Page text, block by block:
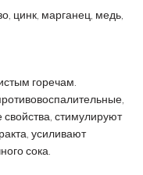
цинк, марганец, медь,
горечам.
стимулируют
усиливают
сока.